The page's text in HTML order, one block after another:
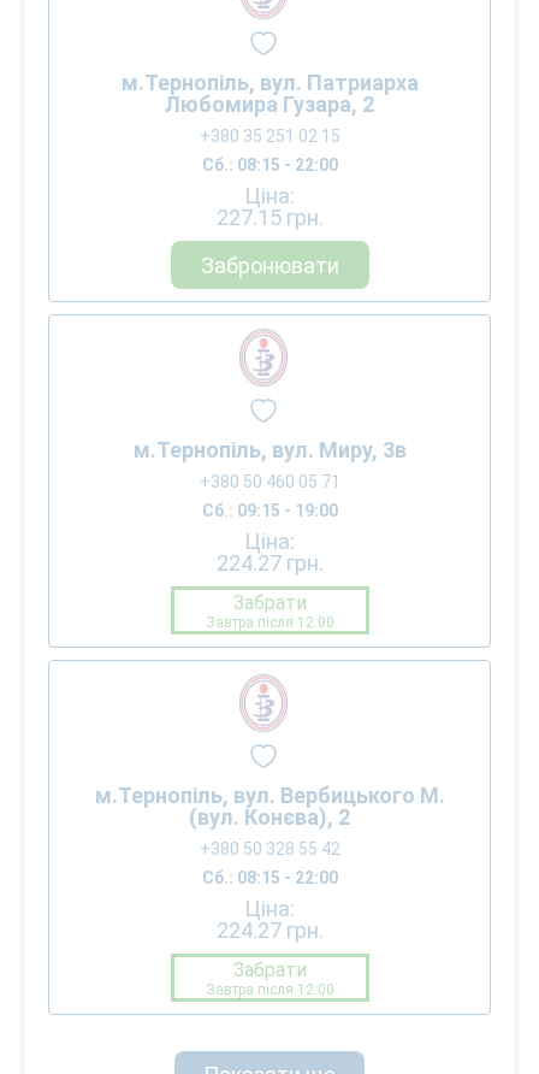
м.Тернопіль, вул. Патриарха
Любомира Гузара, 2
+380 35 251 02 15
Сб.: 08:15 - 22:00
Ціна:
227.15 грн.
Забронювати
м.Тернопіль, вул. Миру, 3в
+380 50 460 05 71
Сб.: 09:15 - 19:00
Ціна:
224.27 грн.
Забрати
Завтра після 12:00
м.Тернопіль, вул. Вербицького М.
(вул. Конєва), 2
+380 50 328 55 42
Сб.: 08:15 - 22:00
Ціна:
224.27 грн.
Забрати
Завтра після 12:00